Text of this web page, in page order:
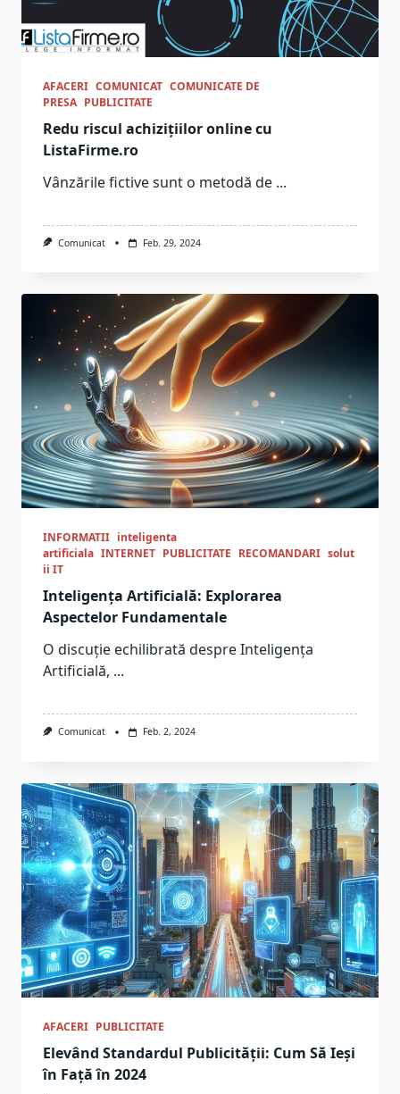
AFACERI COMUNICAT COMUNICATE DE
PRESA PUBLICITATE
Redu riscul achizițiilor online cu
ListaFirme.ro
Vânzările fictive sunt o metodă de ...
Comunicat Feb. 29, 2024
INFORMATII inteligenta
artificiala INTERNET PUBLICITATE RECOMANDARI solut
ii IT
Inteligența Artificială: Explorarea
Aspectelor Fundamentale
O discuție echilibrată despre Inteligența
Artificială, ...
Comunicat Feb. 2, 2024
AFACERI PUBLICITATE
Elevând Standardul Publicității: Cum Să Ieși
în Față în 2024